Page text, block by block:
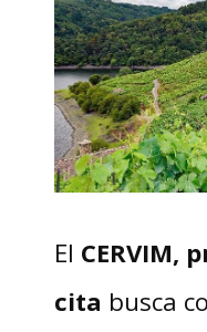
El CERVIM,
cita busca